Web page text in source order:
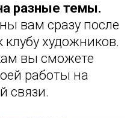
разные темы.
вам сразу после
художников.
вы сможете
работы на
связи.